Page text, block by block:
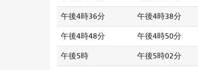
午後4時36分 午後4時38分
午後4時48分 午後4時50分
午後5時 午後5時02分